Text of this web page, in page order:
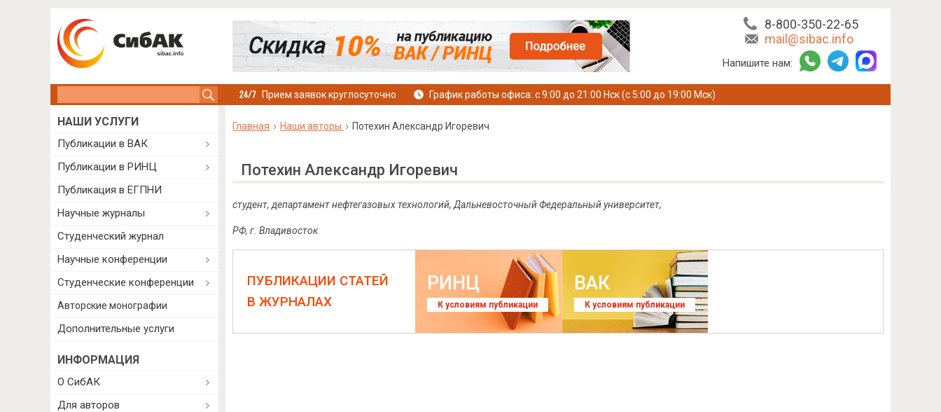
8-800-350-22-65
mail@sibac.info
Напишите нам:
Прием заявок круглосуточно График работы офиса: с 9:00 до 21:00 Нск (с 5:00 до 19:00 Мск)
Главная Наши авторы Потехин Александр Игоревич
Потехин Александр Игоревич
студент, департамент нефтегазовых технологий, Дальневосточный Федеральный университет,
РФ, г. Владивосток
ПУБЛИКАЦИИ СТАТЕЙ
В ЖУРНАЛАХ
РИНЦ
К условиям публикации
ВАК
К условиям публикации
НАШИ УСЛУГИ
Публикации в ВАК
Публикации в РИНЦ
Публикация в ЕГПНИ
Научные журналы
Студенческий журнал
Научные конференции
Студенческие конференции
Авторские монографии
Дополнительные услуги
ИНФОРМАЦИЯ
О СибАК
Для авторов